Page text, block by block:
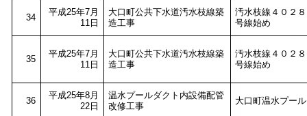
34
平成25年7月
11日
大口町公共下水道汚水枝線築
造工事
汚水枝線４０２８
号線始め
35
平成25年7月
11日
大口町公共下水道汚水枝線築
造工事
汚水枝線４０２８
号線始め
36
平成25年8月
22日
温水プールダクト内設備配管
改修工事
大口町温水プール